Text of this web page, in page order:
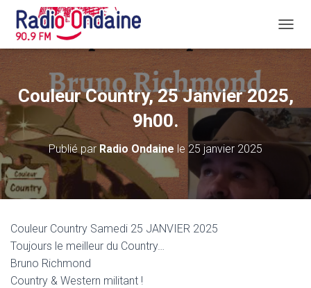
É
I
E
R
L
Couleur Country, 25 Janvier 2025,
9h00.
Publié par Radio Ondaine le 25 janvier 2025
Couleur Country Samedi 25 JANVIER 2025
Toujours le meilleur du Country…
Bruno Richmond
Country & Western militant !